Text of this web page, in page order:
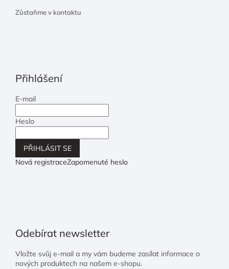
Zůstaňme v kontaktu
Přihlášení
E-mail
Heslo
PŘIHLÁSIT SE
Nová registraceZapomenuté heslo
Odebírat newsletter
Vložte svůj e-mail a my vám budeme zasílat informace o
nových produktech na našem e-shopu.